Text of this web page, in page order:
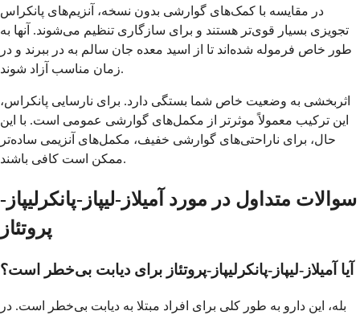
در مقایسه با کمک‌های گوارشی بدون نسخه، آنزیم‌های پانکراس
تجویزی بسیار قوی‌تر هستند و برای سازگاری تنظیم می‌شوند. آنها به
طور خاص فرموله شده‌اند تا از اسید معده جان سالم به در ببرند و در
زمان مناسب آزاد شوند.
اثربخشی به وضعیت خاص شما بستگی دارد. برای نارسایی پانکراس،
این ترکیب معمولاً موثرتر از مکمل‌های گوارشی عمومی است. با این
حال، برای ناراحتی‌های گوارشی خفیف، مکمل‌های آنزیمی ساده‌تر
ممکن است کافی باشند.
سوالات متداول در مورد آمیلاز-لیپاز-پانکرلیپاز-
پروتئاز
آیا آمیلاز-لیپاز-پانکرلیپاز-پروتئاز برای دیابت بی‌خطر است؟
بله، این دارو به طور کلی برای افراد مبتلا به دیابت بی‌خطر است. در